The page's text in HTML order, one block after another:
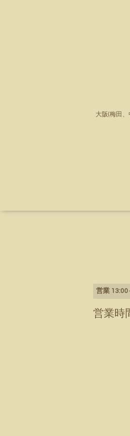
大阪(梅田
営業 13:00
営業時